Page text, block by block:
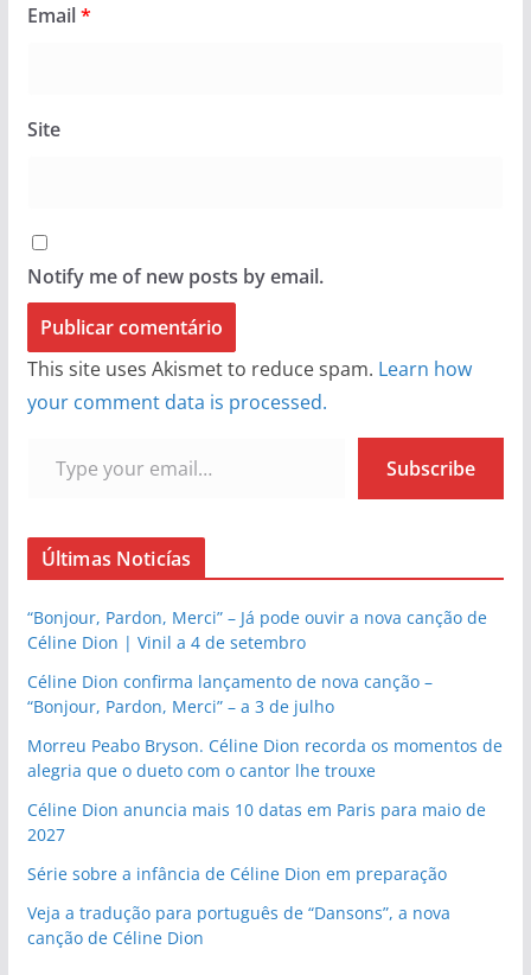
Email*
Site
Notify me of new posts by email.
This site uses Akismet to reduce spam. Learn how
your comment data is processed.
Subscribe
Últimas Noticías
“Bonjour, Pardon, Merci” – Já pode ouvir a nova canção de
Céline Dion | Vinil a 4 de setembro
Céline Dion confirma lançamento de nova canção –
“Bonjour, Pardon, Merci” – a 3 de julho
Morreu Peabo Bryson. Céline Dion recorda os momentos de
alegria que o dueto com o cantor lhe trouxe
Céline Dion anuncia mais 10 datas em Paris para maio de
2027
Série sobre a infância de Céline Dion em preparação
Veja a tradução para português de “Dansons”, a nova
canção de Céline Dion